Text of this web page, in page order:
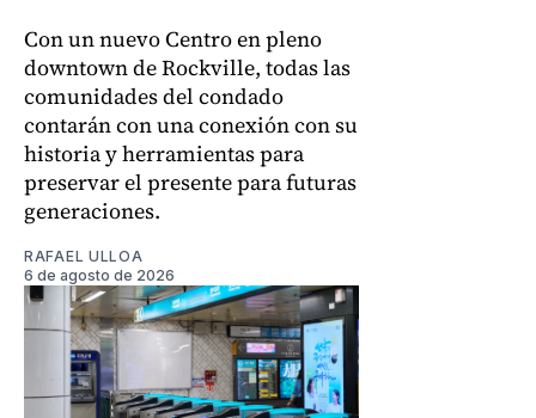
Con un nuevo Centro en pleno
downtown de Rockville, todas las
comunidades del condado
contarán con una conexión con su
historia y herramientas para
preservar el presente para futuras
generaciones.
RAFAEL ULLOA
6 de agosto de 2026